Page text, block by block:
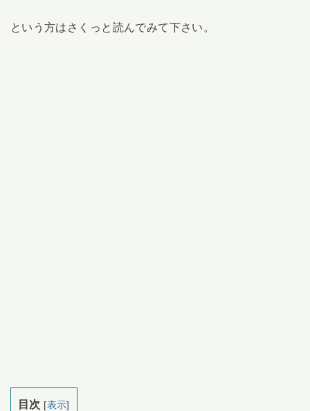
という方はさくっと読んでみて下さい。
目次 [表示]